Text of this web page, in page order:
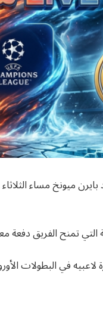
ميونخ مساء
تمنح الفريق دفعة
في البطولات